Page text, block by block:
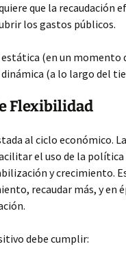
que la recaudación
los gastos públicos.
estática (en un momento
(a lo largo del
Flexibilidad
al ciclo económico.
el uso de la política
y crecimiento.
recaudar más, y en
debe cumplir: